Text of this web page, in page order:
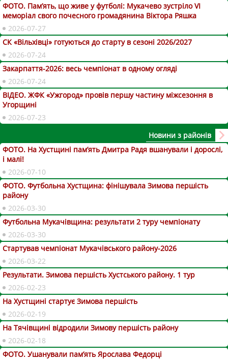
ФОТО. Пам’ять, що живе у футболі: Мукачево зустріло VI
меморіал свого почесного громадянина Віктора Ряшка
2026-07-27
СК «Вільхівці» готуються до старту в сезоні 2026/2027
2026-07-24
Закарпаття-2026: весь чемпіонат в одному огляді
2026-07-24
ВІДЕО. ЖФК «Ужгород» провів першу частину міжсезоння в
Угорщині
2026-07-23
Новини з районів
ФОТО. На Хустщині пам’ять Дмитра Радя вшанували і дорослі,
і малі!
2026-07-10
ФОТО. Футбольна Хустщина: фінішувала Зимова першість
району
2026-03-30
Футбольна Мукачівщина: результати 2 туру чемпіонату
2026-03-30
Стартував чемпіонат Мукачівського району-2026
2026-03-22
Результати. Зимова першість Хустського району. 1 тур
2026-02-23
На Хустщині стартує Зимова першість
2026-02-19
На Тячівщині відродили Зимову першість району
2026-02-18
ФОТО. Ушанували пам’ять Ярослава Федорці